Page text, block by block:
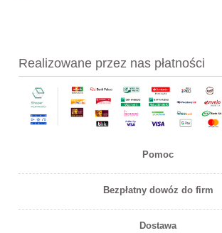
Realizowane przez nas płatności
Pomoc
Bezpłatny dowóz do firm
Dostawa